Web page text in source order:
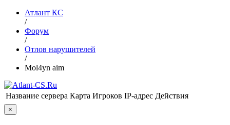
Атлант КС
/
Форум
/
Отлов нарушителей
/
Mol4yn aim
Название сервера Карта Игроков IP-адрес Действия
×